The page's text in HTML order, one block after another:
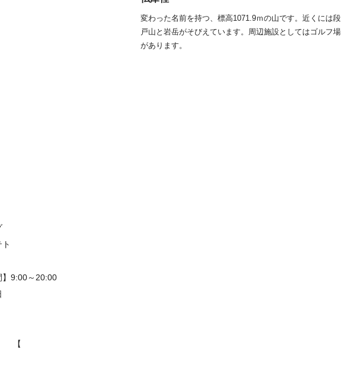
】9:00～20:00
【
変わった名前を持つ、標高1071.9ｍの山です。近くには段
戸山と岩岳がそびえています。周辺施設としてはゴルフ場
があります。